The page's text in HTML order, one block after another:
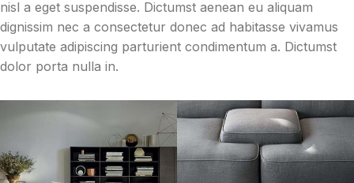
nisl a eget suspendisse. Dictumst aenean eu aliquam
dignissim nec a consectetur donec ad habitasse vivamus
vulputate adipiscing parturient condimentum a. Dictumst
dolor porta nulla in.